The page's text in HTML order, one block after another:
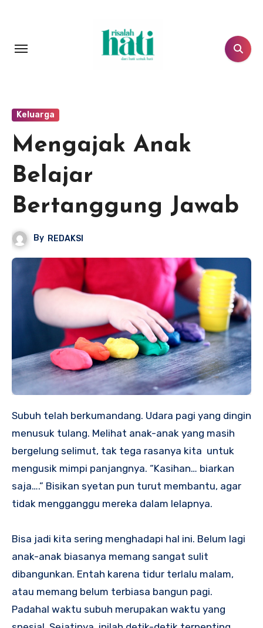
Keluarga
Mengajak Anak
Belajar
Bertanggung Jawab
By REDAKSI
Subuh telah berkumandang. Udara pagi yang dingin
menusuk tulang. Melihat anak-anak yang masih
bergelung selimut, tak tega rasanya kita untuk
mengusik mimpi panjangnya. “Kasihan… biarkan
saja….” Bisikan syetan pun turut membantu, agar
tidak mengganggu mereka dalam lelapnya.
Bisa jadi kita sering menghadapi hal ini. Belum lagi
anak-anak biasanya memang sangat sulit
dibangunkan. Entah karena tidur terlalu malam,
atau memang belum terbiasa bangun pagi.
Padahal waktu subuh merupakan waktu yang